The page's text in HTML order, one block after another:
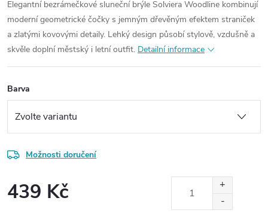
Elegantní bezrámečkové sluneční brýle Solviera Woodline kombinují
moderní geometrické čočky s jemným dřevěným efektem straniček
a zlatými kovovými detaily. Lehký design působí stylově, vzdušně a
skvěle doplní městský i letní outfit. Detailní informace
Barva
Možnosti doručení
439 Kč